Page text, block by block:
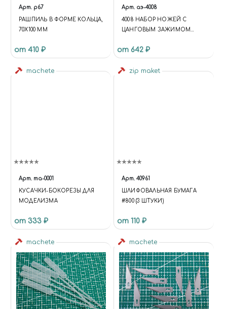
Арт. p67
РАШПИЛЬ В ФОРМЕ КОЛЬЦА,
70Х100 ММ
от 410 ₽
Арт. аэ-4008
4008 НАБОР НОЖЕЙ С
ЦАНГОВЫМ ЗАЖИМОМ
ПРЕДМЕТОВ
от 642 ₽
machete
Арт. ma-0001
КУСАЧКИ-БОКОРЕЗЫ ДЛЯ
МОДЕЛИЗМА
от 333 ₽
zip maket
Арт. 40961
ШЛИФОВАЛЬНАЯ БУМАГА
#800 (3 ШТУКИ)
от 110 ₽
machete machete